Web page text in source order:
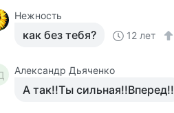
Нежность
как без тебя? 12 лет
Александр Дьяченко
А так!!Ты сильная!!Вперед!!